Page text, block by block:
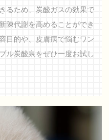
るため、炭酸ガスの効果で
陳代謝を高めることができ
目的や、皮膚病で悩むワン
ル炭酸泉をぜひ一度お試し